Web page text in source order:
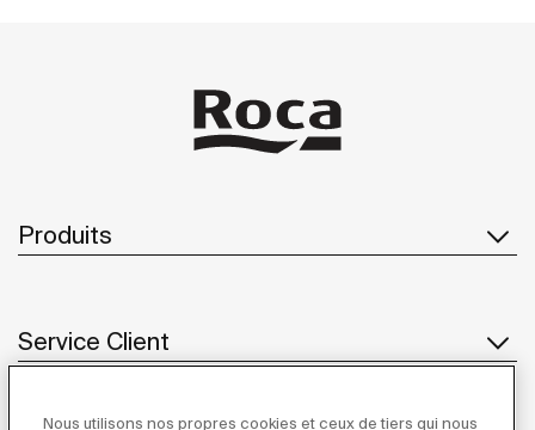
Produits
Service Client
Nous utilisons nos propres cookies et ceux de tiers qui nous